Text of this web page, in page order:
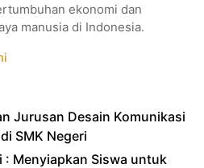
ekonomi dan
manusia di Indonesia.
Jurusan Desain Komunikasi
SMK Negeri
: Menyiapkan Siswa untuk